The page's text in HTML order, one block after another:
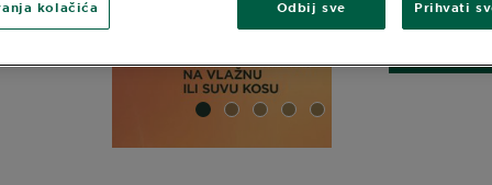
SLIDE 1SLIDE 2
SLIDE 3
SLIDE 4SLIDE 5
Odbij sve Prihvati
kolačića